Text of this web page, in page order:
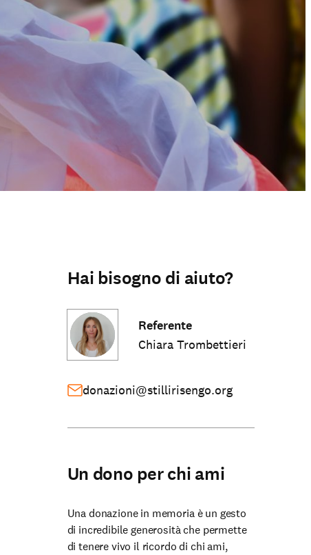
Hai bisogno di aiuto?
Referente
Chiara Trombettieri
donazioni@stillirisengo.org
Un dono per chi ami
Una donazione in memoria è un gesto
di incredibile generosità che permette
di tenere vivo il ricordo di chi ami,